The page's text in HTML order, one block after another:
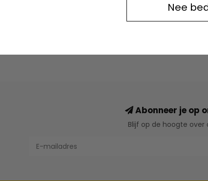
Abonneer je op
Blijf op de hoogte
Nee